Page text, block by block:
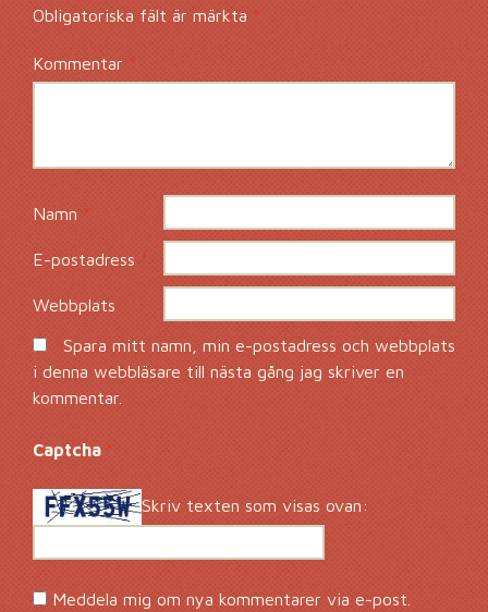
Obligatoriska fält är märkta *
Kommentar*
Namn*
E-postadress*
Webbplats
Spara mitt namn, min e-postadress och webbplats
i denna webbläsare till nästa gång jag skriver en
kommentar.
Captcha*
Skriv texten som visas ovan:
Meddela mig om nya kommentarer via e-post.